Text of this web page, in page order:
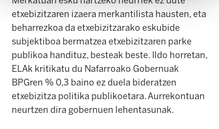
etxebizitzaren izaera merkantilista hausten, eta
beharrezkoa da etxebizitzarako eskubide
subjektiboa bermatzea etxebizitzaren parke
publikoa handituz, besteak beste. Ildo horretan,
ELAk kritikatu du Nafarroako Gobernuak
BPGren % 0,3 baino ez duela bideratzen
etxebizitza politika publikoetara. Aurrekontuan
neurtzen dira gobernuen lehentasunak.